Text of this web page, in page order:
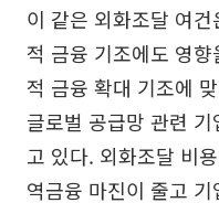
이 같은 외화조달 여
적 금융 기조에도 영
적 금융 확대 기조에
글로벌 공급망 관련
고 있다. 외화조달 비
역금융 마진이 줄고